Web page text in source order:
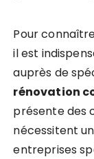
Pour
il est
auprès de
rénovation
présente des
nécessitent
entreprises